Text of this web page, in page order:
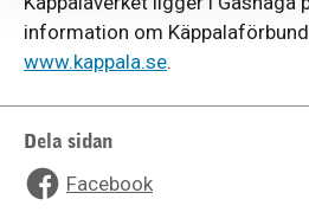
information om
www.kappala.se.
Dela sidan
Facebook